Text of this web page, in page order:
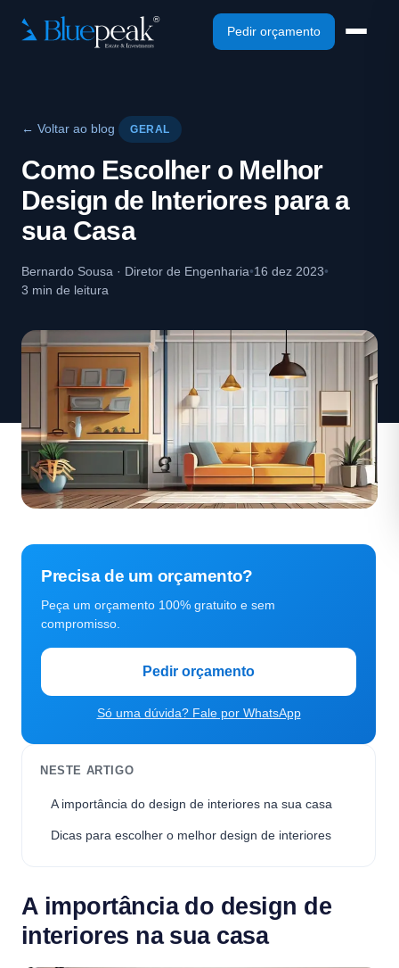
Pedir orçamento
← Voltar ao blog GERAL
Como Escolher o Melhor
Design de Interiores para a
sua Casa
Bernardo Sousa · Diretor de Engenharia•16 dez 2023•
3 min de leitura
Precisa de um orçamento?
Peça um orçamento 100% gratuito e sem
compromisso.
Pedir orçamento
Só uma dúvida? Fale por WhatsApp
NESTE ARTIGO
A importância do design de interiores na sua casa
Dicas para escolher o melhor design de interiores
A importância do design de
interiores na sua casa